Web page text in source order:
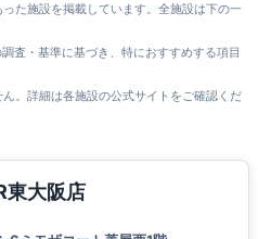
た施設を掲載しています。全施設は下の一
査・基準に基づき、特におすすめする項目
。詳細は各施設の公式サイトをご確認くだ
東大阪店